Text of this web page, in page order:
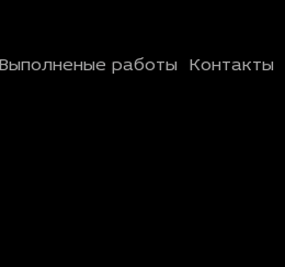
Выполненые работы Контакты